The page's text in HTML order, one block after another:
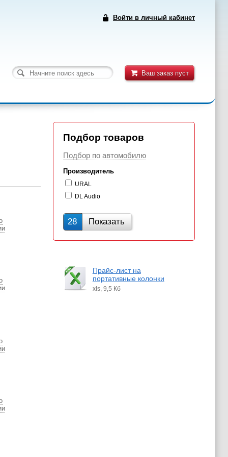
Войти в личный кабинет
Ваш заказ пуст
Подбор товаров
Подбор по автомобилю
Производитель
URAL
DL Audio
28 Показать
Прайс-лист на
портативные колонки
xls, 9,5 Кб